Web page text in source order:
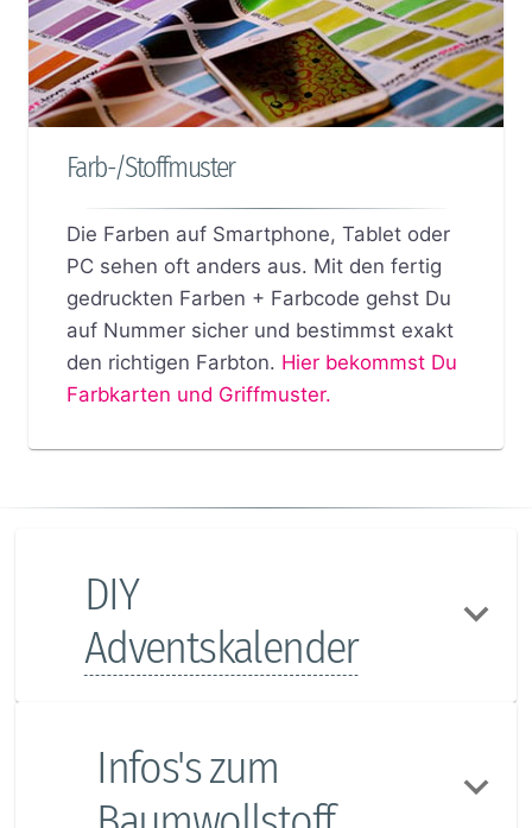
Farb-/Stoffmuster
Die Farben auf Smartphone, Tablet oder
PC sehen oft anders aus. Mit den fertig
gedruckten Farben + Farbcode gehst Du
auf Nummer sicher und bestimmst exakt
den richtigen Farbton. Hier bekommst Du
Farbkarten und Griffmuster.
DIY
Adventskalender
Infos's zum